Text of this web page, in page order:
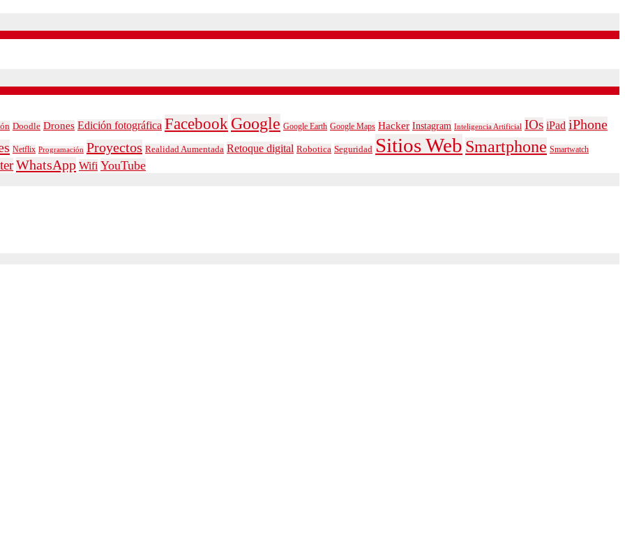
Doodle Drones Edición fotográfica FacebookGoogle Google Earth Google Maps Hacker Instagram Inteligencia Artificial IOs iPad iPhone
Netflix Programación Proyectos Realidad Aumentada Retoque digital Robotica Seguridad Sitios Web Smartphone Smartwatch
WhatsApp Wifi YouTube